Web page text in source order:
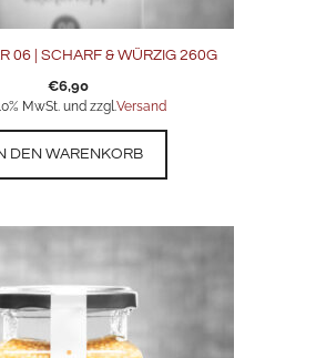
06 | SCHARF & WÜRZIG 260G
€6,90
MwSt. und zzgl.Versand
DEN WARENKORB